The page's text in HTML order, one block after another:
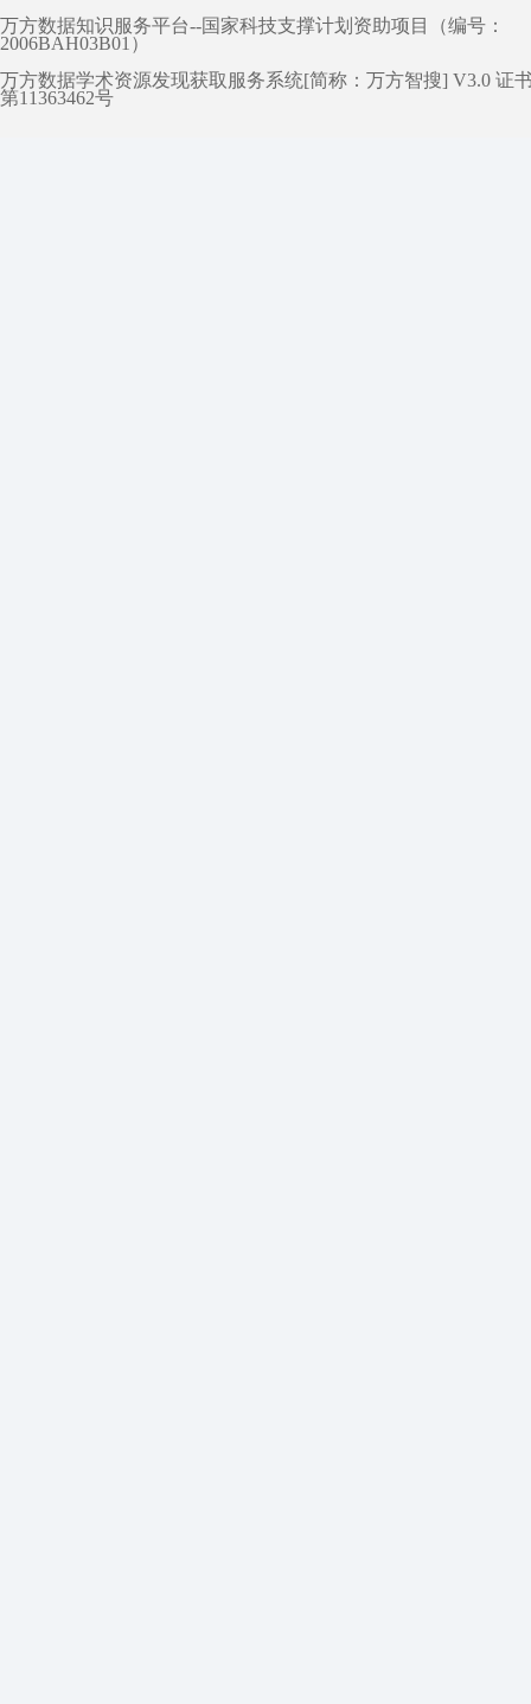
万方数据知识服务平台--国家科技支撑计划资助项目（编号：
2006BAH03B01）
万方数据学术资源发现获取服务系统[简称：万方智搜] V3.0 证
第11363462号